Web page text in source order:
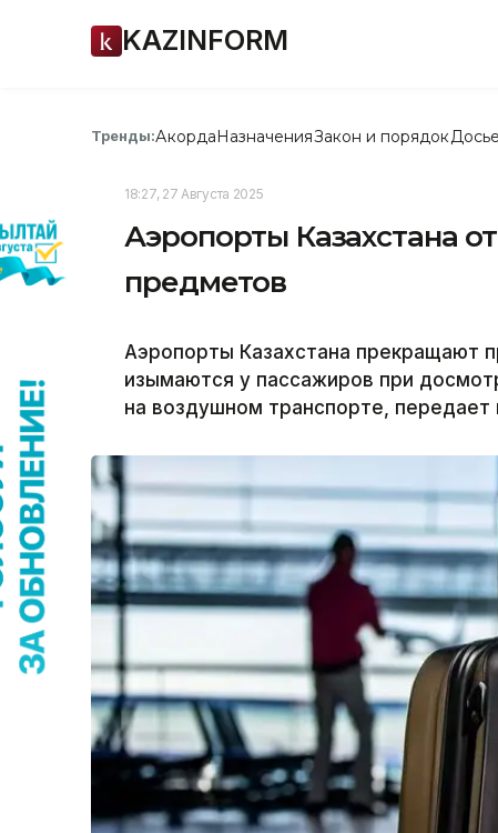
KAZINFORM
Тренды:АкордаНазначенияЗакон и порядок Досье
18:27, 27 Августа 2025
Аэропорты Казахстана
предметов
Аэропорты Казахстана прекращают
изымаются у пассажиров при
на воздушном транспорте, передает